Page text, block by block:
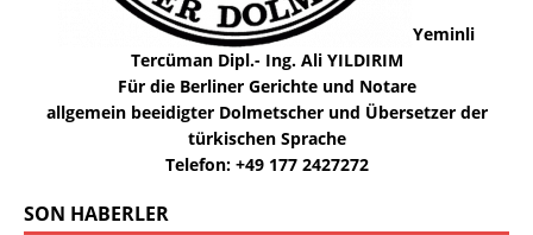
Yeminli
Tercüman Dipl.- Ing. Ali YILDIRIM
Für die Berliner Gerichte und Notare
allgemein beeidigter Dolmetscher und Übersetzer der
türkischen Sprache
Telefon: +49 177 2427272
SON HABERLER